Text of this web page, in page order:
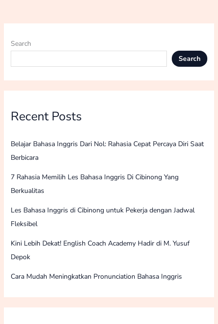
Search
Search
Recent Posts
Belajar Bahasa Inggris Dari Nol: Rahasia Cepat Percaya Diri Saat
Berbicara
7 Rahasia Memilih Les Bahasa Inggris Di Cibinong Yang
Berkualitas
Les Bahasa Inggris di Cibinong untuk Pekerja dengan Jadwal
Fleksibel
Kini Lebih Dekat! English Coach Academy Hadir di M. Yusuf
Depok
Cara Mudah Meningkatkan Pronunciation Bahasa Inggris